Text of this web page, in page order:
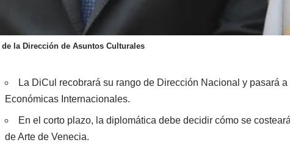
la Dirección de Asuntos Culturales
La DiCul recobrará su rango de Dirección Nacional y pasará
Económicas Internacionales.
En el corto plazo, la diplomática debe decidir cómo se
de Arte de Venecia.